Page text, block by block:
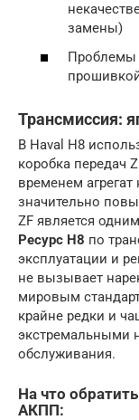
замены)
Проблемы
Трансмиссия:
В Haval H8
коробка передач
временем
значительно
ZF является
Ресурс H8 по
эксплуатации и
не вызывает
мировым
крайне редки и
экстремальными
обслуживания.
На что
АКПП: